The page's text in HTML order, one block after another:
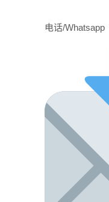
电话/Whatsapp